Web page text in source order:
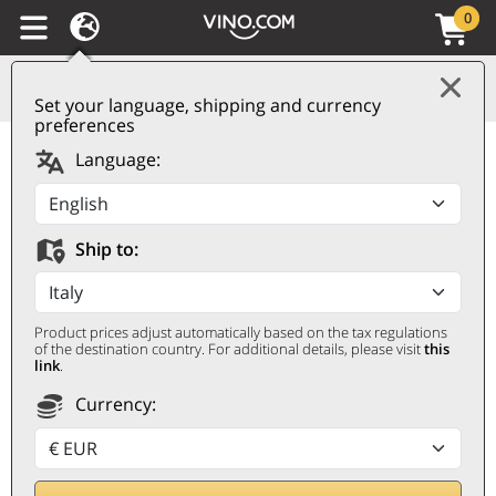
Set your language, shipping and currency
preferences
Language:
Ship to:
Product prices adjust automatically based on the tax regulations
of the destination country. For additional details, please visitthis
link.
Currency:
0
PINOT NOIR
Symbol för elegans i glaset